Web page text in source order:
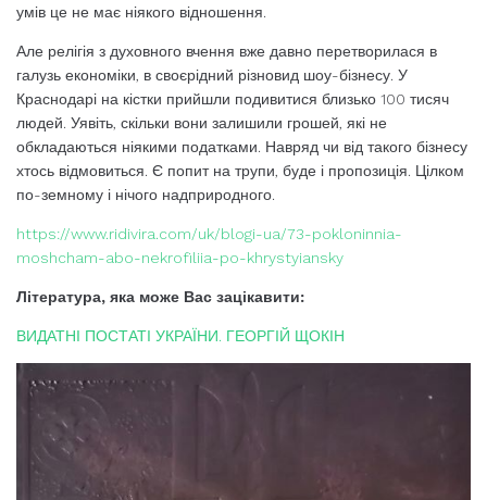
умів це не має ніякого відношення.
Але релігія з духовного вчення вже давно перетворилася в
галузь економіки, в своєрідний різновид шоу-бізнесу. У
Краснодарі на кістки прийшли подивитися близько 100 тисяч
людей. Уявіть, скільки вони залишили грошей, які не
обкладаються ніякими податками. Навряд чи від такого бізнесу
хтось відмовиться. Є попит на трупи, буде і пропозиція. Цілком
по-земному і нічого надприродного.
https://www.ridivira.com/uk/blogi-ua/73-pokloninnia-
moshcham-abo-nekrofiliia-po-khrystyiansky
Література, яка може Вас зацікавити:
ВИДАТНІ ПОСТАТІ УКРАЇНИ. ГЕОРГІЙ ЩОКІН